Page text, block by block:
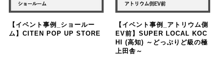
【イベント事例_ショールー
ム】CITEN POP UP STORE
【イベント事例_アトリウム側
EV前】SUPER LOCAL KOC
HI (高知) ～どっぷりど級の極
上田舎～